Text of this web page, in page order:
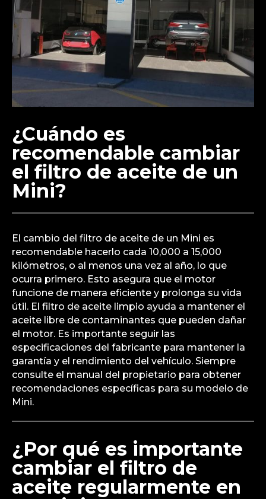
¿Cuándo es
recomendable cambiar
el filtro de aceite de un
Mini?
El cambio del filtro de aceite de un Mini es
recomendable hacerlo cada 10,000 a 15,000
kilómetros, o al menos una vez al año, lo que
ocurra primero. Esto asegura que el motor
funcione de manera eficiente y prolonga su vida
útil. El filtro de aceite limpio ayuda a mantener el
aceite libre de contaminantes que pueden dañar
el motor. Es importante seguir las
especificaciones del fabricante para mantener la
garantía y el rendimiento del vehículo. Siempre
consulte el manual del propietario para obtener
recomendaciones específicas para su modelo de
Mini.
¿Por qué es importante
cambiar el filtro de
aceite regularmente en